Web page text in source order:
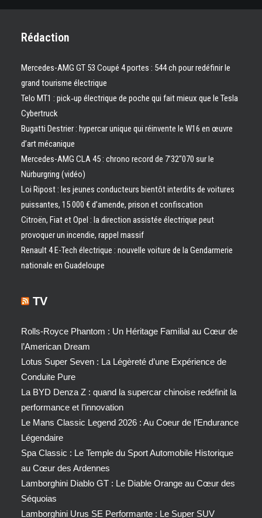
Rédaction
Mercedes-AMG GT 53 Coupé 4 portes : 544 ch pour redéfinir le
grand tourisme électrique
Telo MT1 : pick‑up électrique de poche qui fait mieux que le Tesla
Cybertruck
Bugatti Destrier : hypercar unique qui réinvente le W16 en œuvre
d’art mécanique
Mercedes-AMG CLA 45 : chrono record de 7’32″070 sur le
Nürburgring (vidéo)
Loi Ripost : les jeunes conducteurs bientôt interdits de voitures
puissantes, 15 000 € d’amende, prison et confiscation
Citroën, Fiat et Opel : la direction assistée électrique peut
provoquer un incendie, rappel massif
Renault 4 E-Tech électrique : nouvelle voiture de la Gendarmerie
nationale en Guadeloupe
TV
Rolls-Royce Phantom : Un Héritage Familial au Cœur de
l’American Dream
Lotus Super Seven : La Légèreté d’une Expérience de
Conduite Pure
La BYD Denza Z : quand la supercar chinoise redéfinit la
performance et l’innovation
Le Mans Classic Legend 2026 : Au Coeur de l’Endurance
Légendaire
Spa Classic : Le Temple du Sport Automobile Historique
au Cœur des Ardennes
Lamborghini Diablo GT : Le Diable Orange au Cœur des
Séquoias
Lamborghini Urus SE Performante : Le Super SUV